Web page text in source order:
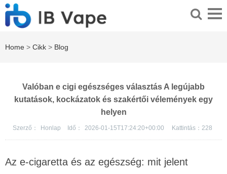
Home > Cikk > Blog
Valóban e cigi egészséges választás A legújabb
kutatások, kockázatok és szakértői vélemények egy
helyen
Szerző： Honlap Idő： 2026-01-15T17:24:20+00:00 Kattintás： 228
Az e-cigaretta és az egészség: mit jelent